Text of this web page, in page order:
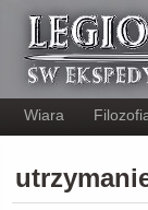
Wiara